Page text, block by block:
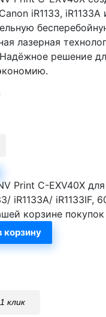
iR1133,
лазерная
решение
Print C-EXV40X
iR1133A/ iR1133IF,
корзине покупок
корзину
клик